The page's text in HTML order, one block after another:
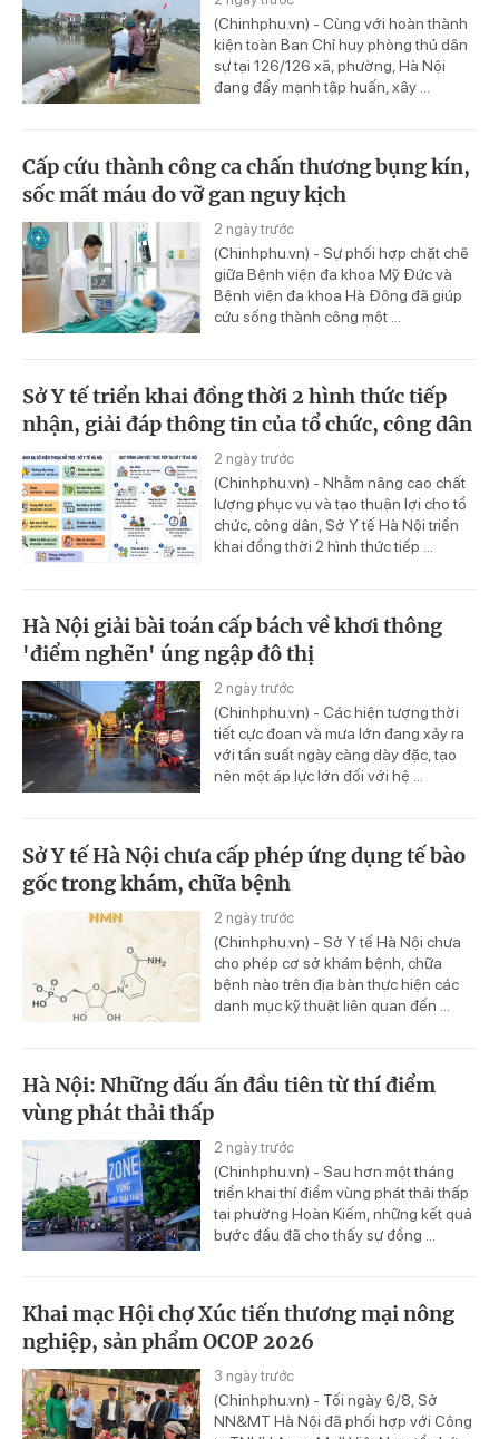
(Chinhphu.vn) - Cùng với hoàn thành
kiện toàn Ban Chỉ huy phòng thủ dân
sự tại 126/126 xã, phường, Hà Nội
đang đẩy mạnh tập huấn, xây ...
Cấp cứu thành công ca chấn thương bụng kín,
sốc mất máu do vỡ gan nguy kịch
2 ngày trước
(Chinhphu.vn) - Sự phối hợp chặt chẽ
giữa Bệnh viện đa khoa Mỹ Đức và
Bệnh viện đa khoa Hà Đông đã giúp
cứu sống thành công một ...
Sở Y tế triển khai đồng thời 2 hình thức tiếp
nhận, giải đáp thông tin của tổ chức, công dân
2 ngày trước
(Chinhphu.vn) - Nhằm nâng cao chất
lượng phục vụ và tạo thuận lợi cho tổ
chức, công dân, Sở Y tế Hà Nội triển
khai đồng thời 2 hình thức tiếp ...
Hà Nội giải bài toán cấp bách về khơi thông
'điểm nghẽn' úng ngập đô thị
2 ngày trước
(Chinhphu.vn) - Các hiện tượng thời
tiết cực đoan và mưa lớn đang xảy ra
với tần suất ngày càng dày đặc, tạo
nên một áp lực lớn đối với hệ ...
Sở Y tế Hà Nội chưa cấp phép ứng dụng tế bào
gốc trong khám, chữa bệnh
2 ngày trước
(Chinhphu.vn) - Sở Y tế Hà Nội chưa
cho phép cơ sở khám bệnh, chữa
bệnh nào trên địa bàn thực hiện các
danh mục kỹ thuật liên quan đến ...
Hà Nội: Những dấu ấn đầu tiên từ thí điểm
vùng phát thải thấp
2 ngày trước
(Chinhphu.vn) - Sau hơn một tháng
triển khai thí điểm vùng phát thải thấp
tại phường Hoàn Kiếm, những kết quả
bước đầu đã cho thấy sự đồng ...
Khai mạc Hội chợ Xúc tiến thương mại nông
nghiệp, sản phẩm OCOP 2026
3 ngày trước
(Chinhphu.vn) - Tối ngày 6/8, Sở
NN&MT Hà Nội đã phối hợp với Công